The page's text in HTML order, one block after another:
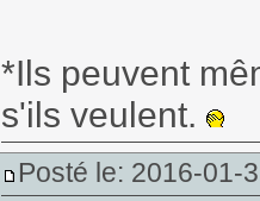
*Ils peuvent
s'ils veulent.
Posté le: 2016-01-